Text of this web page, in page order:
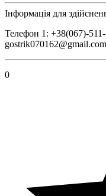
Інформація для
Телефон 1: +38(067)-
gostrik070162@gmail.com
0